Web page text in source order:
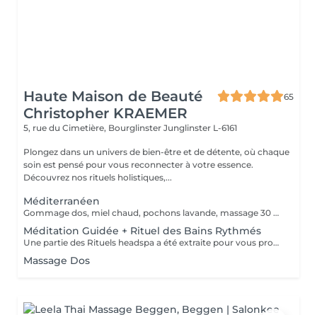
Haute Maison de Beauté
Christopher KRAEMER
65
5, rue du Cimetière, Bourglinster Junglinster L-6161
Plongez dans un univers de bien-être et de détente, où chaque
soin est pensé pour vous reconnecter à votre essence.
Découvrez nos rituels holistiques,...
Méditerranéen
Gommage dos, miel chaud, pochons lavande, massage 30 minutes
Méditation Guidée + Rituel des Bains Rythmés
Une partie des Rituels headspa a été extraite pour vous proposer cette formule courte de 20 min, afin de lâcher tout votre stress et de réguler vos émotions. Le bac à shampooing est rempli d'eau à 39°C, avec une synergie d'huiles essentielles spécifiques, en continu, à l'aide d'un bol pendant ces 20 min, l'eau aromatique est versée sur votre tête, et pendant ce temps, nous faisons un court exercice de sophrologie afin de vous mettre en pleine réceptivité pour continuer avec une méditation guidée. Un moment très relaxant et ressourçant
Massage Dos